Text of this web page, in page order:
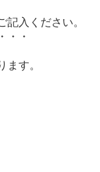
入ください。
・
ます。